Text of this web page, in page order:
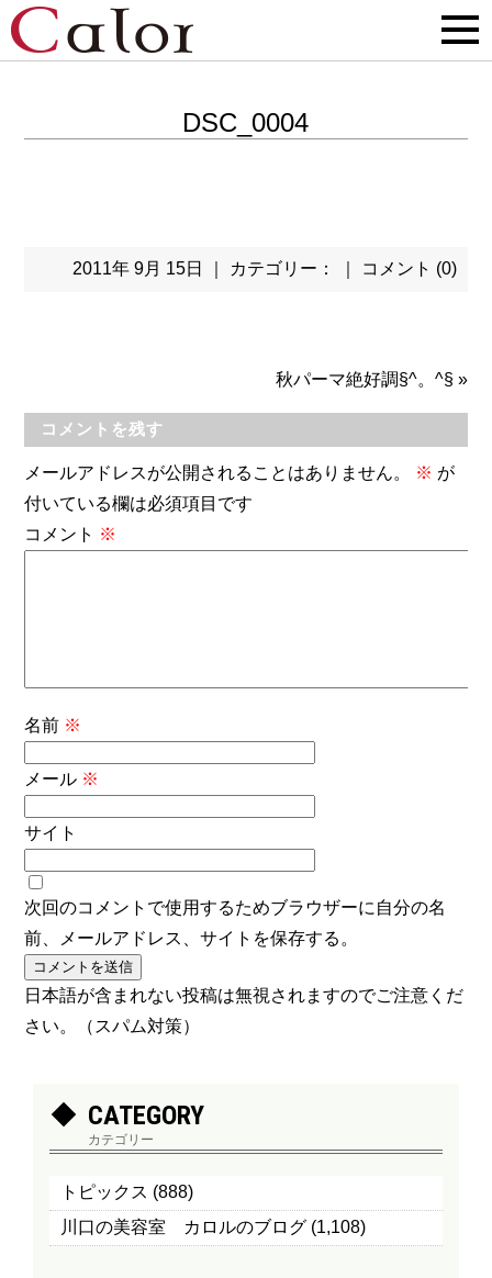
DSC_0004
2011年 9月 15日 ｜ カテゴリー： ｜ コメント (0)
秋パーマ絶好調§^。^§ »
コメントを残す
メールアドレスが公開されることはありません。 ※ が
付いている欄は必須項目です
コメント ※
名前 ※
メール ※
サイト
次回のコメントで使用するためブラウザーに自分の名
前、メールアドレス、サイトを保存する。
日本語が含まれない投稿は無視されますのでご注意くだ
さい。（スパム対策）
CATEGORY
カテゴリー
トピックス (888)
川口の美容室 カロルのブログ (1,108)